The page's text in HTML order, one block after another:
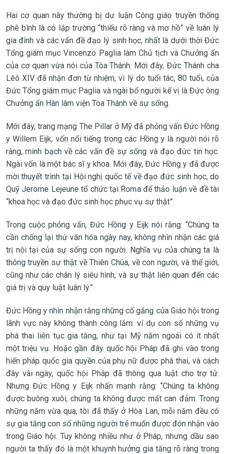
Hai cơ quan này thường bị dư luận Công giáo truyền thống
phê bình là có lập trường “thiếu rõ ràng và mơ hồ” về luân lý
gia đình và các vấn đề đạo lý sinh học, nhất là dưới thời Đức
Tổng giám mục Vincenzo Paglia làm Chủ tịch và Chưởng ấn
của cơ quan vừa nói của Tòa Thánh. Mới đây, Đức Thánh cha
Lêô XIV đã nhận đơn từ nhiệm, vì lý do tuổi tác, 80 tuổi, của
Đức Tổng giám mục Paglia và ngài bổ người kế vị là Đức ông
Chưởng ấn Hàn lâm viện Tòa Thánh về sự sống.
Mới đây, trang mạng The Pillar ở Mỹ đã phỏng vấn Đức Hồng
y Willem Eijk, vốn nổi tiếng trong các Hồng y là người nói rõ
ràng, minh bạch về các vấn đề sự sống và đạo đức tin học.
Ngài vốn là một bác sĩ y khoa. Mới đây, Đức Hồng y đã được
mời thuyết trình tại Hội nghị quốc tế về đạo đức sinh học, do
Quỹ Jerome Lejeune tổ chức tại Roma để thảo luận về đề tài
“khoa học và đạo đức sinh học phục vụ sự thật”.
Trong cuộc phỏng vấn, Đức Hồng y Eijk nói rằng: “Chúng ta
cần chống lại thứ văn hóa ngày nay, không nhìn nhận các giá
trị nội tại của sự sống con người. Nghĩa vụ của chúng ta là
thông truyền sự thật về Thiên Chúa, về con người, và thế giới,
cũng như các chân lý siêu hình, và sự thật liên quan đến các
giá trị và quy luật luân lý.”
Đức Hồng y nhìn nhận rằng những cố gắng của Giáo hội trong
lãnh vực này không thành công lắm: ví dụ con số những vụ
phá thai liên tục gia tăng, như tại Mỹ năm ngoái có ít nhất
một triệu vụ. Hoặc gần đây quốc hội Pháp đã ghi vào trong
hiến pháp quốc gia quyền của phụ nữ được phá thai, và cách
đây vài ngày, quốc hội Pháp đã thông qua luật cho trợ tử.
Nhưng Đức Hồng y Eijk nhấn mạnh rằng: “Chúng ta không
được buông xuôi, chúng ta không được mất can đảm. Trong
những năm vừa qua, tôi đã thấy ở Hòa Lan, mỗi năm đều có
sự gia tăng con số những người trẻ muốn được đón nhận vào
trong Giáo hội. Tuy không nhiều như ở Pháp, nhưng dầu sao
người ta thấy đó là một khuynh hưởng gia tăng rõ ràng trong